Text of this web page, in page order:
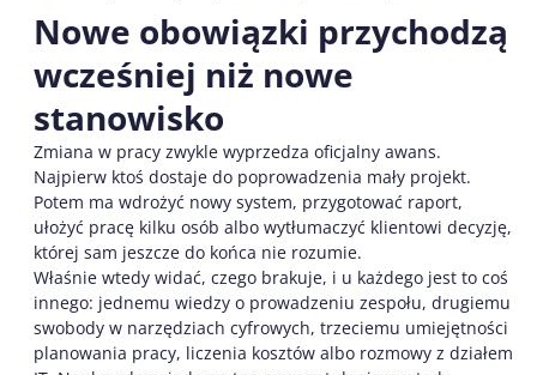
Nowe obowiązki przychodzą
wcześniej niż nowe
stanowisko
Zmiana w pracy zwykle wyprzedza oficjalny awans.
Najpierw ktoś dostaje do poprowadzenia mały projekt.
Potem ma wdrożyć nowy system, przygotować raport,
ułożyć pracę kilku osób albo wytłumaczyć klientowi decyzję,
której sam jeszcze do końca nie rozumie.
Właśnie wtedy widać, czego brakuje, i u każdego jest to coś
innego: jednemu wiedzy o prowadzeniu zespołu, drugiemu
swobody w narzędziach cyfrowych, trzeciemu umiejętności
planowania pracy, liczenia kosztów albo rozmowy z działem